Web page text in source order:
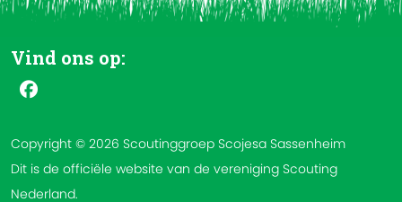
Vind ons op:
Copyright © 2026 Scoutinggroep Scojesa Sassenheim
Dit is de officiële website van de vereniging Scouting
Nederland.